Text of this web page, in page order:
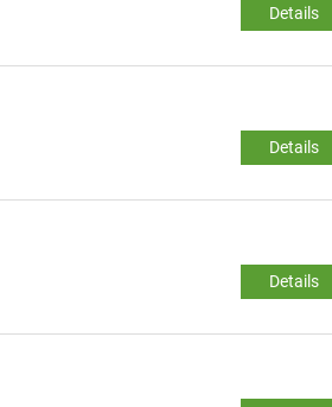
Details
Details
Details